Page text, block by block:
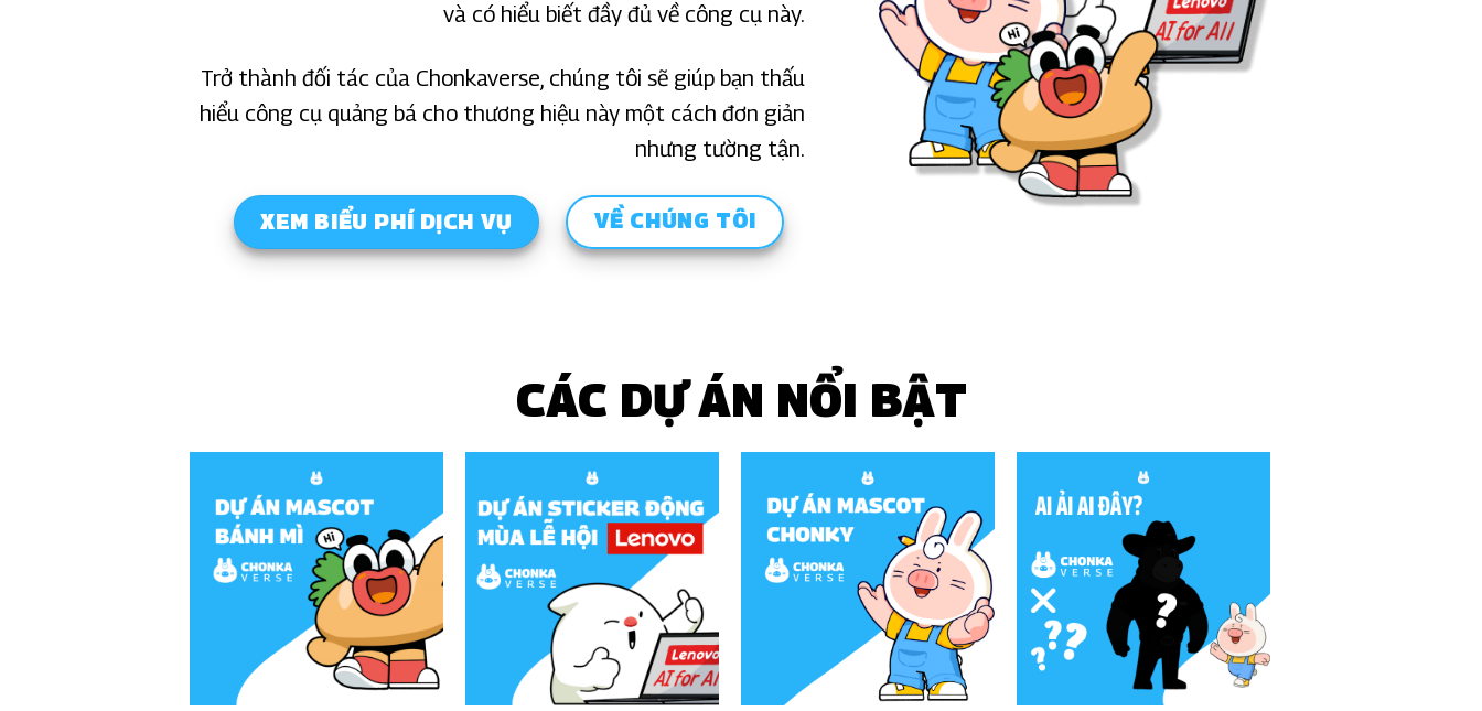
và có hiểu biết đầy đủ về công cụ này.
Trở thành đối tác của Chonkaverse, chúng tôi sẽ giúp bạn thấu
hiểu công cụ quảng bá cho thương hiệu này một cách đơn giản
nhưng tường tận.
XEM BIỂU PHÍ DỊCH VỤ VỀ CHÚNG TÔI
CÁC DỰ ÁN NỔI BẬT